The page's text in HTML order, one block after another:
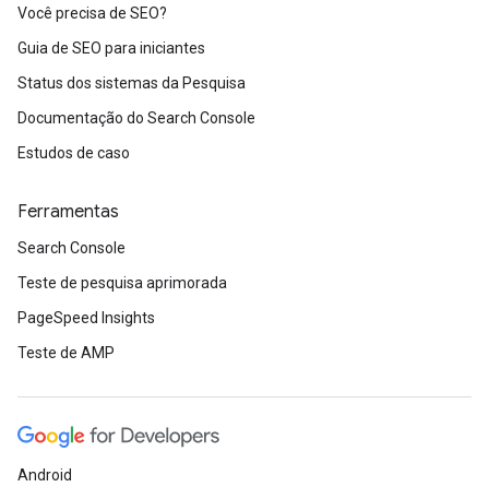
Você precisa de SEO?
Guia de SEO para iniciantes
Status dos sistemas da Pesquisa
Documentação do Search Console
Estudos de caso
Ferramentas
Search Console
Teste de pesquisa aprimorada
PageSpeed Insights
Teste de AMP
Android